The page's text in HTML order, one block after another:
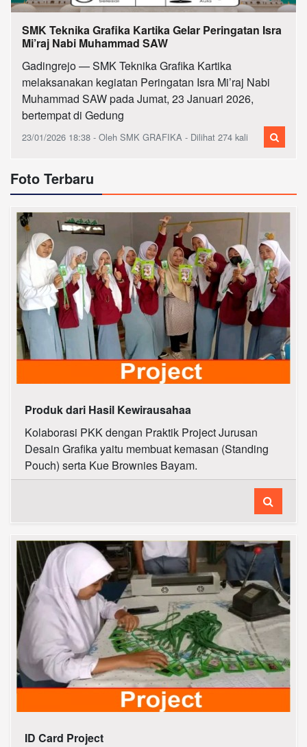
SMK Teknika Grafika Kartika Gelar Peringatan Isra
Mi’raj Nabi Muhammad SAW
Gadingrejo — SMK Teknika Grafika Kartika
melaksanakan kegiatan Peringatan Isra Mi’raj Nabi
Muhammad SAW pada Jumat, 23 Januari 2026,
bertempat di Gedung
23/01/2026 18:38 - Oleh SMK GRAFIKA - Dilihat 274 kali
Foto Terbaru
Produk dari Hasil Kewirausahaa
Kolaborasi PKK dengan Praktik Project Jurusan
Desain Grafika yaitu membuat kemasan (Standing
Pouch) serta Kue Brownies Bayam.
ID Card Project